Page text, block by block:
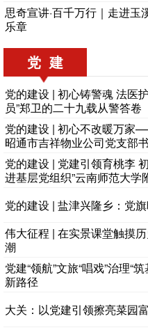
思奇宣讲·百千万行｜走进
乐章
党 建
党的建设 | 初心铸警魂 法
员”郑卫的二十九载从警答卷
党的建设 | 初心不改暖万家
昭通市吉祥物业公司党支部
党的建设 | 党建引领育桃李
进基层党组织”云南师范大学
党的建设 | 盐津兴隆乡：党
伟大征程 | 在实景课堂触摸
潮
党建“领航”文旅“唱戏”治理“
新路径
大关：以党建引领擦亮菜园